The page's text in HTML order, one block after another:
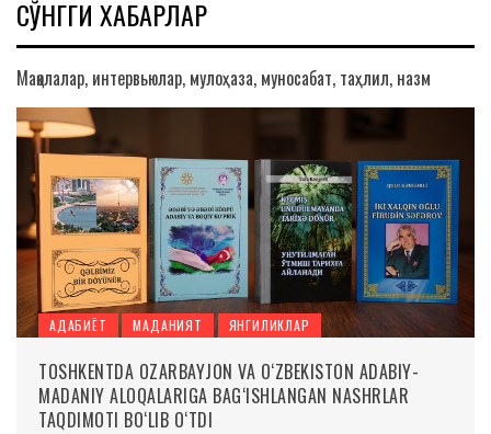
СЎНГГИ ХАБАРЛАР
Мақолалар, интервьюлар, мулоҳаза, муносабат, таҳлил, назм
АДАБИЁТ МАДАНИЯТ ЯНГИЛИКЛАР
TOSHKENTDA OZARBAYJON VA O‘ZBEKISTON ADABIY-
MADANIY ALOQALARIGA BAG‘ISHLANGAN NASHRLAR
TAQDIMOTI BO‘LIB O‘TDI